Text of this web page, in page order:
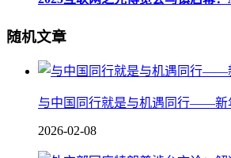
随机文章
与中国同行就是与机遇同行——新
2026-02-08